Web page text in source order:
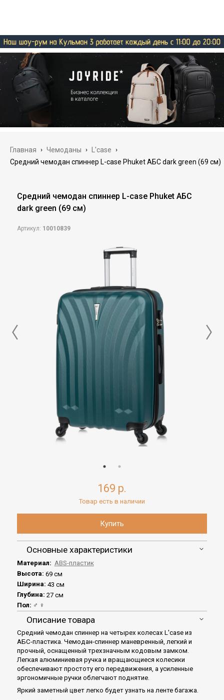
Главная › Чемоданы › L'case ›
Средний чемодан спиннер L-case Phuket АБС dark green (69 см)
Средний чемодан спиннер L-case Phuket АБС
dark green (69 см)
Артикул: 10010839
169 р.
Товар есть в наличии
Основные характеристики
Материал: ABS-пластик
Высота: 69 см
Ширина: 43 см
Глубина: 27 см
Пол: ♂ ♀
Описание товара
Средний чемодан спиннер на четырех колесах L'case из
АБС-пластика. Чемодан-спиннер маневренный, легкий и
прочный, оснащенный трехзначным кодовым замком.
Легкая алюминиевая ручка и вращающиеся колесики
обеспечивают простоту его передвижения, а усиленные
эргономичные ручки облегчают поднятие.
Яркий заметный цвет легко будет узнать на ленте багажа.